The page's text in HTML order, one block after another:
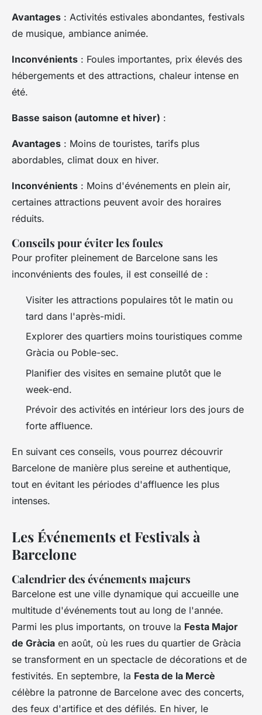
Avantages : Activités estivales abondantes, festivals
de musique, ambiance animée.
Inconvénients : Foules importantes, prix élevés des
hébergements et des attractions, chaleur intense en
été.
Basse saison (automne et hiver) :
Avantages : Moins de touristes, tarifs plus
abordables, climat doux en hiver.
Inconvénients : Moins d'événements en plein air,
certaines attractions peuvent avoir des horaires
réduits.
Conseils pour éviter les foules
Pour profiter pleinement de Barcelone sans les
inconvénients des foules, il est conseillé de :
Visiter les attractions populaires tôt le matin ou
tard dans l'après-midi.
Explorer des quartiers moins touristiques comme
Gràcia ou Poble-sec.
Planifier des visites en semaine plutôt que le
week-end.
Prévoir des activités en intérieur lors des jours de
forte affluence.
En suivant ces conseils, vous pourrez découvrir
Barcelone de manière plus sereine et authentique,
tout en évitant les périodes d'affluence les plus
intenses.
Les Événements et Festivals à
Barcelone
Calendrier des événements majeurs
Barcelone est une ville dynamique qui accueille une
multitude d'événements tout au long de l'année.
Parmi les plus importants, on trouve la Festa Major
de Gràcia en août, où les rues du quartier de Gràcia
se transforment en un spectacle de décorations et de
festivités. En septembre, la Festa de la Mercè
célèbre la patronne de Barcelone avec des concerts,
des feux d'artifice et des défilés. En hiver, le